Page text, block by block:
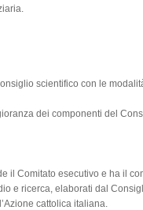
scientifico con le
dei componenti del
il Comitato esecutivo e ha il
e ricerca, elaborati dal
cattolica italiana.